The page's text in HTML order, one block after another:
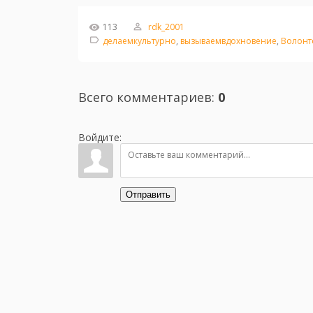
113
rdk_2001
делаемкультурно, вызываемвдохновение,
Всего комментариев: 0
Войдите:
Отправить